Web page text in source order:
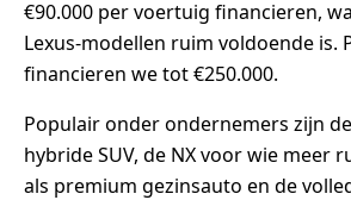
€90.000 per voertuig financieren,
Lexus-modellen ruim voldoende is.
financieren we tot €250.000.
Populair onder ondernemers zijn
hybride SUV, de NX voor wie meer
als premium gezinsauto en de